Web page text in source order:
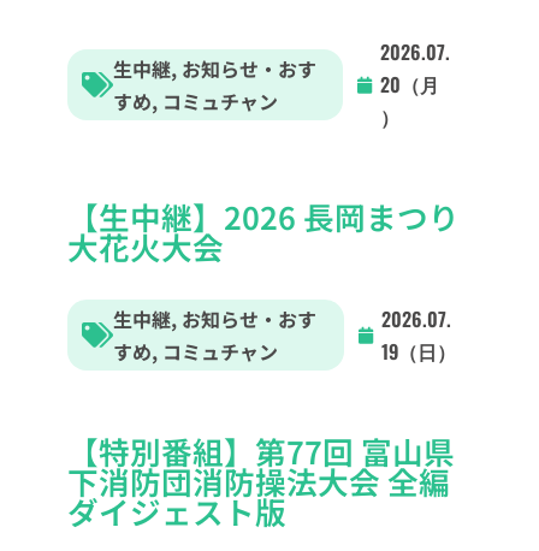
生中継, お知らせ・おす
すめ, コミュチャン
2026.07.
20（月
）
【生中継】2026 長岡まつり
大花火大会
生中継, お知らせ・おす
すめ, コミュチャン
2026.07.
19（日）
【特別番組】第77回 富山県
下消防団消防操法大会 全編
ダイジェスト版